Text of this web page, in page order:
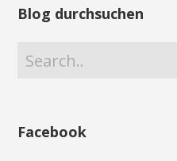
Blog durchsuchen
Facebook